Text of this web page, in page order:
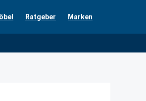
Ratgeber Marken